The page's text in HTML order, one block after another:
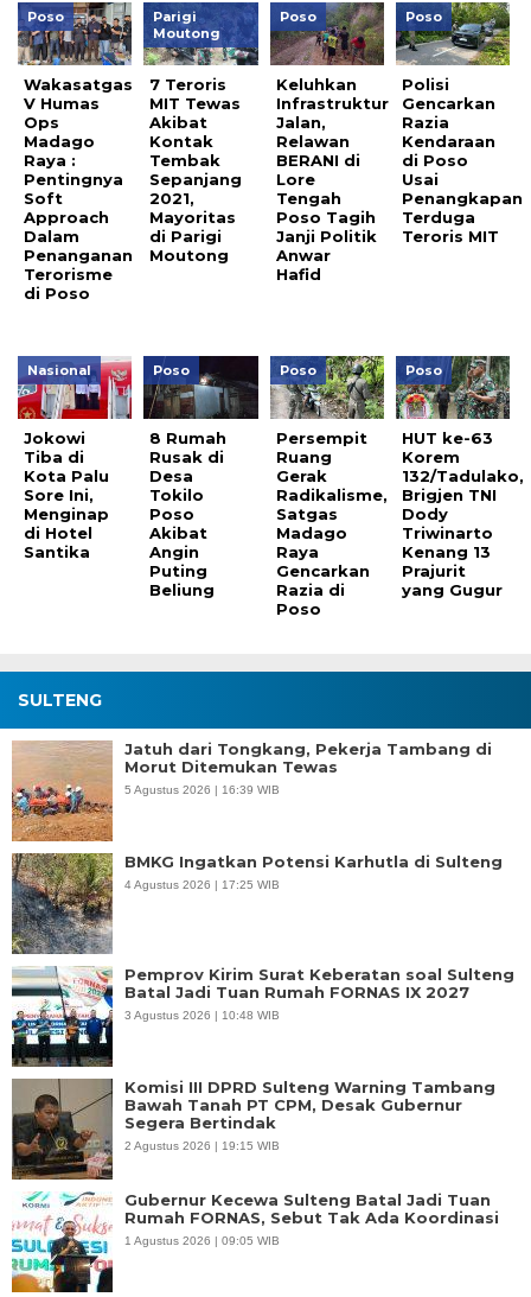
Poso
Wakasatgas
V Humas
Ops
Madago
Raya :
Pentingnya
Soft
Approach
Dalam
Penanganan
Terorisme
di Poso
Parigi
Moutong
7 Teroris
MIT Tewas
Akibat
Kontak
Tembak
Sepanjang
2021,
Mayoritas
di Parigi
Moutong
Poso
Keluhkan
Infrastruktur
Jalan,
Relawan
BERANI di
Lore
Tengah
Poso Tagih
Janji Politik
Anwar
Hafid
Poso
Polisi
Gencarkan
Razia
Kendaraan
di Poso
Usai
Penangkapan
Terduga
Teroris MIT
Nasional
Jokowi
Tiba di
Kota Palu
Sore Ini,
Menginap
di Hotel
Santika
Poso
8 Rumah
Rusak di
Desa
Tokilo
Poso
Akibat
Angin
Puting
Beliung
Poso
Persempit
Ruang
Gerak
Radikalisme,
Satgas
Madago
Raya
Gencarkan
Razia di
Poso
Poso
HUT ke-63
Korem
132/Tadulako,
Brigjen TNI
Dody
Triwinarto
Kenang 13
Prajurit
yang Gugur
SULTENG
Jatuh dari Tongkang, Pekerja Tambang di
Morut Ditemukan Tewas
5 Agustus 2026 | 16:39 WIB
BMKG Ingatkan Potensi Karhutla di Sulteng
4 Agustus 2026 | 17:25 WIB
Pemprov Kirim Surat Keberatan soal Sulteng
Batal Jadi Tuan Rumah FORNAS IX 2027
3 Agustus 2026 | 10:48 WIB
Komisi III DPRD Sulteng Warning Tambang
Bawah Tanah PT CPM, Desak Gubernur
Segera Bertindak
2 Agustus 2026 | 19:15 WIB
Gubernur Kecewa Sulteng Batal Jadi Tuan
Rumah FORNAS, Sebut Tak Ada Koordinasi
1 Agustus 2026 | 09:05 WIB